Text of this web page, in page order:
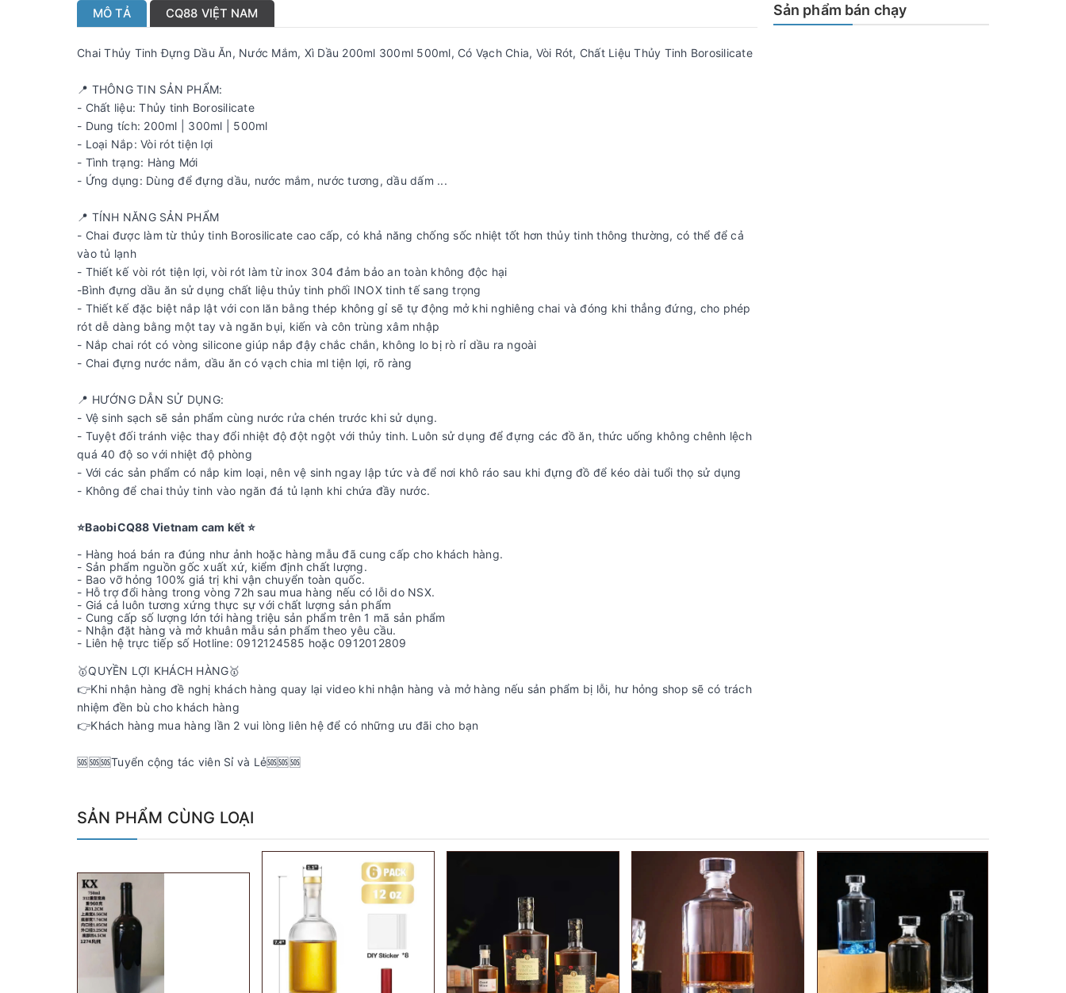
MÔ TẢ CQ88 VIỆT NAM
Chai Thủy Tinh Đựng Dầu Ăn, Nước Mắm, Xì Dầu 200ml 300ml 500ml, Có Vạch Chia, Vòi Rót, Chất Liệu Thủy Tinh Borosilicate
📍 THÔNG TIN SẢN PHẨM:
- Chất liệu: Thủy tinh Borosilicate
- Dung tích: 200ml | 300ml | 500ml
- Loại Nắp: Vòi rót tiện lợi
- Tình trạng: Hàng Mới
- Ứng dụng: Dùng để đựng dầu, nước mắm, nước tương, dầu dấm ...
📍 TÍNH NĂNG SẢN PHẨM
- Chai được làm từ thủy tinh Borosilicate cao cấp, có khả năng chống sốc nhiệt tốt hơn thủy tinh thông thường, có thể để cả
vào tủ lạnh
- Thiết kế vòi rót tiện lợi, vòi rót làm từ inox 304 đảm bảo an toàn không độc hại
-Bình đựng dầu ăn sử dụng chất liệu thủy tinh phối INOX tinh tế sang trọng
- Thiết kế đặc biệt nắp lật với con lăn bằng thép không gỉ sẽ tự động mở khi nghiêng chai và đóng khi thẳng đứng, cho phép
rót dễ dàng bằng một tay và ngăn bụi, kiến và côn trùng xâm nhập
- Nắp chai rót có vòng silicone giúp nắp đậy chắc chắn, không lo bị rò rỉ dầu ra ngoài
- Chai đựng nước nắm, dầu ăn có vạch chia ml tiện lợi, rõ ràng
📍 HƯỚNG DẪN SỬ DỤNG:
- Vệ sinh sạch sẽ sản phẩm cùng nước rửa chén trước khi sử dụng.
- Tuyệt đối tránh việc thay đổi nhiệt độ đột ngột với thủy tinh. Luôn sử dụng để đựng các đồ ăn, thức uống không chênh lệch
quá 40 độ so với nhiệt độ phòng
- Với các sản phẩm có nắp kim loại, nên vệ sinh ngay lập tức và để nơi khô ráo sau khi đựng đồ để kéo dài tuổi thọ sử dụng
- Không để chai thủy tinh vào ngăn đá tủ lạnh khi chứa đầy nước.
⭐️BaobiCQ88 Vietnam cam kết ⭐️
- Hàng hoá bán ra đúng như ảnh hoặc hàng mẫu đã cung cấp cho khách hàng.
- Sản phẩm nguồn gốc xuất xứ, kiểm định chất lượng.
- Bao vỡ hỏng 100% giá trị khi vận chuyển toàn quốc.
- Hỗ trợ đổi hàng trong vòng 72h sau mua hàng nếu có lỗi do NSX.
- Giá cả luôn tương xứng thực sự với chất lượng sản phẩm
- Cung cấp số lượng lớn tới hàng triệu sản phẩm trên 1 mã sản phẩm
- Nhận đặt hàng và mở khuân mẫu sản phẩm theo yêu cầu.
- Liên hệ trực tiếp số Hotline: 0912124585 hoặc 0912012809
🥇QUYỀN LỢI KHÁCH HÀNG🥇
👉Khi nhận hàng đề nghị khách hàng quay lại video khi nhận hàng và mở hàng nếu sản phẩm bị lỗi, hư hỏng shop sẽ có trách
nhiệm đền bù cho khách hàng
👉Khách hàng mua hàng lần 2 vui lòng liên hệ để có những ưu đãi cho bạn
️️️️️️️️️️️️️️️🆘🆘🆘Tuyển cộng tác viên Sỉ và Lẻ🆘🆘🆘
Sản phẩm bán chạy
SẢN PHẨM CÙNG LOẠI